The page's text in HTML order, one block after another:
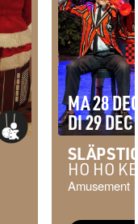
MA 28
DI 29 DEC
HO HO
Amusement